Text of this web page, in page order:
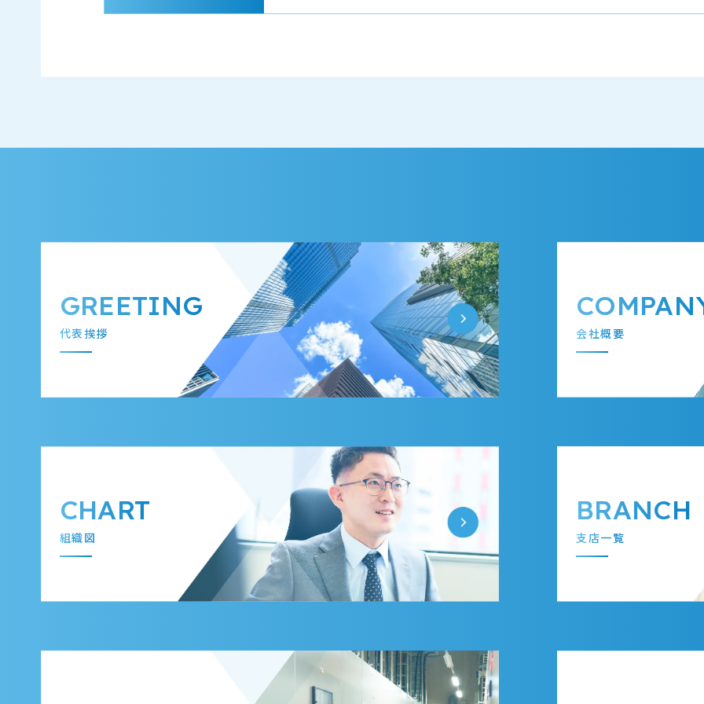
GREETING
代表挨拶 会社概要
CHART
組織図
BRANCH
支店一覧